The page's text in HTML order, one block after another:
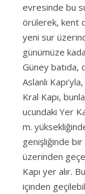
evresinde bu
örülerek, kent
yeni sur
günümüze
Güney batıda,
Aslanlı
Kral Kapı,
ucundaki Yer
m.
genişliğinde
üzerinden
Kapı yer alır.
içinden